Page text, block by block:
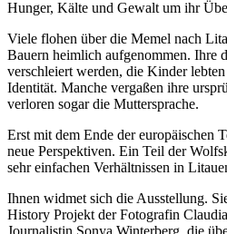
Hunger, Kälte und Gewalt um ihr
Viele flohen über die Memel nach
Bauern heimlich aufgenommen. Ihre
verschleiert werden, die Kinder
Identität. Manche vergaßen ihre
verloren sogar die Muttersprache.
Erst mit dem Ende der europäischen
neue Perspektiven. Ein Teil der
sehr einfachen Verhältnissen in
Ihnen widmet sich die Ausstellung.
History Projekt der Fotografin
Journalistin Sonya Winterberg, die